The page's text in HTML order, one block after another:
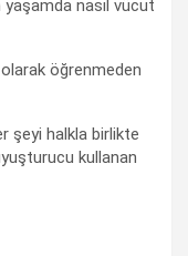
nasıl vücut
öğrenmeden
şeyi halkla birlikte
kullanan